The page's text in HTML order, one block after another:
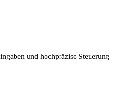
und hochpräzise Steuerung